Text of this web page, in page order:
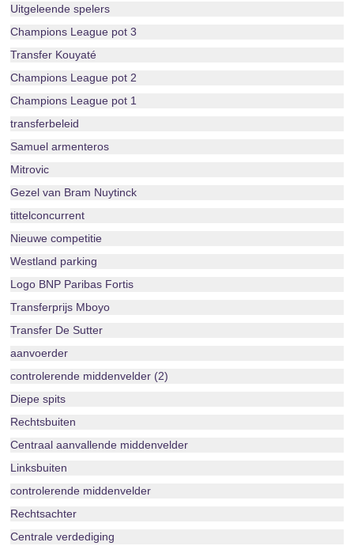
Uitgeleende spelers
Champions League pot 3
Transfer Kouyaté
Champions League pot 2
Champions League pot 1
transferbeleid
Samuel armenteros
Mitrovic
Gezel van Bram Nuytinck
tittelconcurrent
Nieuwe competitie
Westland parking
Logo BNP Paribas Fortis
Transferprijs Mboyo
Transfer De Sutter
aanvoerder
controlerende middenvelder (2)
Diepe spits
Rechtsbuiten
Centraal aanvallende middenvelder
Linksbuiten
controlerende middenvelder
Rechtsachter
Centrale verdediging